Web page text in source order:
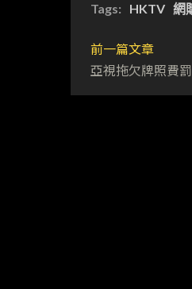
Tags: HKTV 網
前一篇文章
亞視拖欠牌照費